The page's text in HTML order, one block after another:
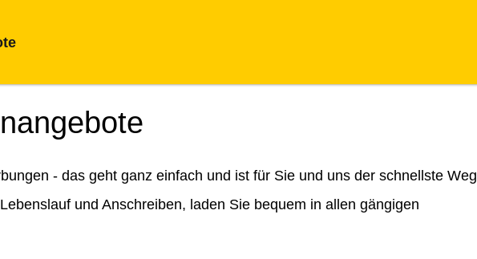
- das geht ganz einfach und ist für Sie und uns der schnellste Weg
und Anschreiben, laden Sie bequem in allen gängigen